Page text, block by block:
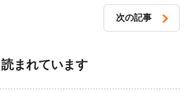
次の記事
まれています